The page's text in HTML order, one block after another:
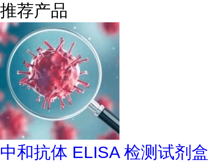
推荐产品
中和抗体 ELISA 检测试剂盒